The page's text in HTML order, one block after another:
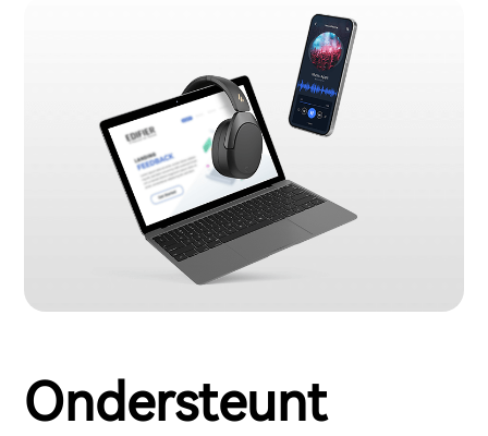
Ondersteunt